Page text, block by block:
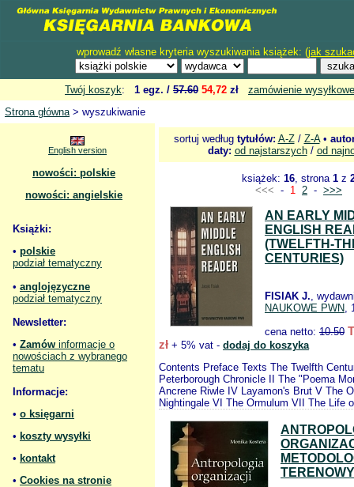
wprowadź własne kryteria wyszukiwania książek: (jak
Twój koszyk: 1 egz. / 57.60 54,72 zł
zamówienie
Strona główna> wyszukiwanie
English version
nowości: polskie
nowości: angielskie
Książki:
• polskie
podział tematyczny
• anglojęzyczne
podział tematyczny
Newsletter:
• Zamów informacje o
nowościach z wybranego
tematu
Informacje:
• o księgarni
• koszty wysyłki
• kontakt
• Cookies na stronie
sortuj według tytułów: A-Z/ Z-A•
daty: od najstarszych/ od
książek: 16, strona 1 z
<<< - 1 2 - >>>
AN EARLY
ENGLISH
(TWELFTH-
CENTURIES)
FISIAK J.,
NAUKOWE PWN,
cena netto: 10.50
zł + 5% vat - dodaj do koszyka
Contents Preface Texts The Twelfth
Peterborough Chronicle II The "Poema
Ancrene Riwle IV Layamon's Brut V The
Nightingale VI The Ormulum VII The Life